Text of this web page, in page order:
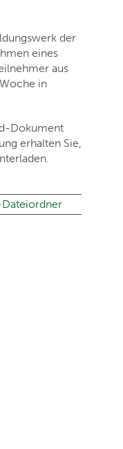
der
eines
aus
in
Dokument
erhalten Sie,
Dateiordner